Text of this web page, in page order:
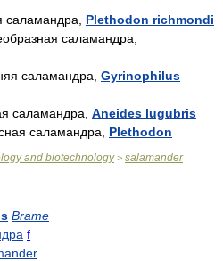
саламандра, Plethodon richmondi
саламандра,
саламандра, Gyrinophilus
саламандра, Aneides lugubris
саламандра, Plethodon
and biotechnology> salamander
Brame
f